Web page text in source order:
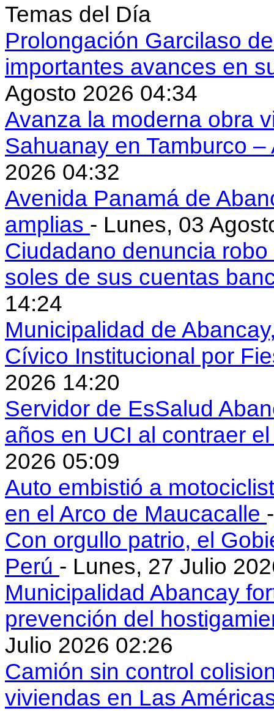
Temas del Día
Prolongación Garcilaso
importantes avances en
Agosto 2026 04:34
Avanza la moderna obra
Sahuanay en Tamburco
2026 04:32
Avenida Panamá de
amplias - Lunes, 03
Ciudadano denuncia
soles de sus cuentas
14:24
Municipalidad de
Cívico Institucional por
2026 14:20
Servidor de EsSalud
años en UCI al contraer
2026 05:09
Auto embistió a
en el Arco de Maucacalle
Con orgullo patrio, el
Perú - Lunes, 27 Julio
Municipalidad Abancay
prevención del
Julio 2026 02:26
Camión sin control
viviendas en Las